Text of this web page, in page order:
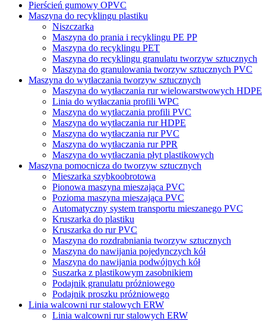
Pierścień gumowy OPVC
Maszyna do recyklingu plastiku
Niszczarka
Maszyna do prania i recyklingu PE PP
Maszyna do recyklingu PET
Maszyna do recyklingu granulatu tworzyw sztucznych
Maszyna do granulowania tworzyw sztucznych PVC
Maszyna do wytłaczania tworzyw sztucznych
Maszyna do wytłaczania rur wielowarstwowych HDPE
Linia do wytłaczania profili WPC
Maszyna do wytłaczania profili PVC
Maszyna do wytłaczania rur HDPE
Maszyna do wytłaczania rur PVC
Maszyna do wytłaczania rur PPR
Maszyna do wytłaczania płyt plastikowych
Maszyna pomocnicza do tworzyw sztucznych
Mieszarka szybkoobrotowa
Pionowa maszyna mieszająca PVC
Pozioma maszyna mieszająca PVC
Automatyczny system transportu mieszanego PVC
Kruszarka do plastiku
Kruszarka do rur PVC
Maszyna do rozdrabniania tworzyw sztucznych
Maszyna do nawijania pojedynczych kół
Maszyna do nawijania podwójnych kół
Suszarka z plastikowym zasobnikiem
Podajnik granulatu próżniowego
Podajnik proszku próżniowego
Linia walcowni rur stalowych ERW
Linia walcowni rur stalowych ERW